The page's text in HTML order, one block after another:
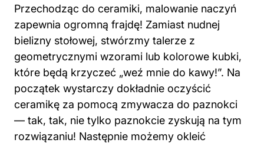
Przechodząc do ceramiki, malowanie naczyń
zapewnia ogromną frajdę! Zamiast nudnej
bielizny stołowej, stwórzmy talerze z
geometrycznymi wzorami lub kolorowe kubki,
które będą krzyczeć „weź mnie do kawy!”. Na
początek wystarczy dokładnie oczyścić
ceramikę za pomocą zmywacza do paznokci
— tak, tak, nie tylko paznokcie zyskują na tym
rozwiązaniu! Następnie możemy okleić